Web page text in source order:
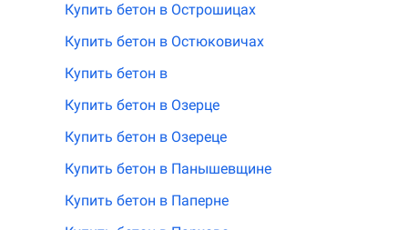
Купить бетон в Острошицах
Купить бетон в Остюковичах
Купить бетон в
Купить бетон в Озерце
Купить бетон в Озереце
Купить бетон в Панышевщине
Купить бетон в Паперне